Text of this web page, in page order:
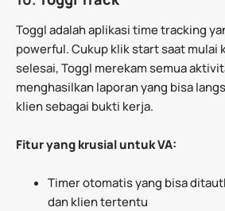
Toggl adalah aplikasi time tracking
powerful. Cukup klik start saat mulai
selesai, Toggl merekam semua
menghasilkan laporan yang bisa
klien sebagai bukti kerja.
Fitur yang krusial untuk VA:
Timer otomatis yang bisa
dan klien tertentu